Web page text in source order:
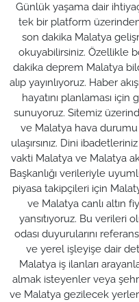
Günlük yaşama dair
tek bir platform
son dakika Malatya
okuyabilirsiniz. Özellikle
dakika deprem Malatya
alıp yayınlıyoruz. Haber
hayatını planlaması
sunuyoruz. Sitemiz
ve Malatya hava
ulaşırsınız. Dini
vakti Malatya ve Malatya
Başkanlığı verileriyle
piyasa takipçileri için
ve Malatya canlı altın
yansıtıyoruz. Bu verileri
odası duyurularını
ve yerel işleyişe dair
Malatya iş ilanları
almak isteyenler veya
ve Malatya gezilecek yerler